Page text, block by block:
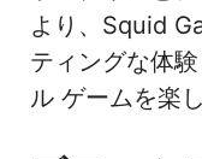
より、Squid
ティングな体
ル ゲームを楽